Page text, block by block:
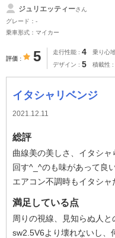
ジュリエッティーさん
グレード：-
乗車形式：マイカー
評価 5 走行性能 4 乗り心
デザイン 5 積載性
イタシャリベンジ
2021.12.11
総評
曲線美の美しさ、イタシ
回す^_^のも味があって良
エアコン不調時もイタシャ
満足している点
周りの視線、見知らぬ人
sw2.5V6より壊れないし、